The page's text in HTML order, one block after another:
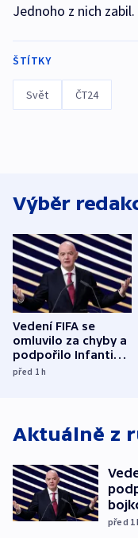
Jednoho z nich zabil.
ŠTÍTKY
Svět ČT24
Výběr
Vedení FIFA se
omluvilo za chyby a
podpořilo Infantina.
UEFA trvá na
před 1h
Aktuálně z
před 1